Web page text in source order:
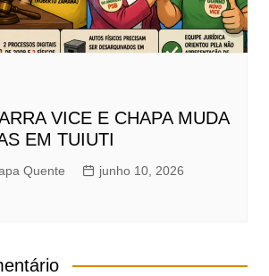
VICE E CHAPA MUDA
EM TUIUTI
Quente
junho 10, 2026